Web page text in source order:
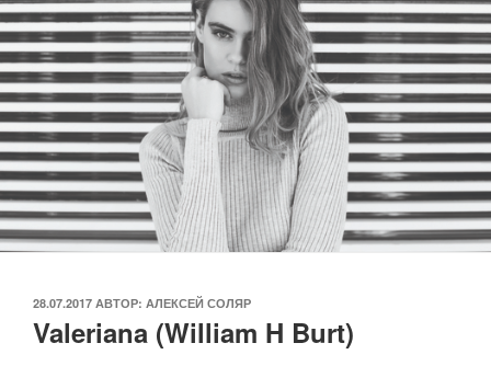
ОПУБЛИКОВАНО
28.07.2017 АВТОР: АЛЕКСЕЙ СОЛЯР
Valeriana (William H Burt)